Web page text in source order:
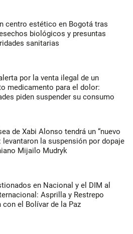
centro estético en Bogotá tras
biológicos y presuntas
sanitarias
por la venta ilegal de un
medicamento para el dolor:
piden suspender su consumo
de Xabi Alonso tendrá un “nuevo
levantaron la suspensión por dopaje
Mijailo Mudryk
en Nacional y el DIM al
Asprilla y Restrepo
con el Bolívar de la Paz